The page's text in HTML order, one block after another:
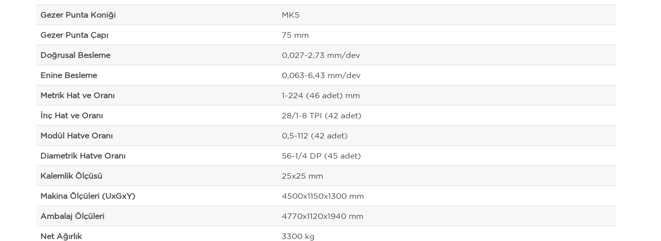
Gezer Punta Koniği MK5
Gezer Punta Çapı 75 mm
Doğrusal Besleme 0,027-2,73 mm/dev
Enine Besleme 0,063-6,43 mm/dev
Metrik Hat ve Oranı 1-224 (46 adet) mm
İnç Hat ve Oranı 28/1-8 TPI (42 adet)
Modül Hatve Oranı 0,5-112 (42 adet)
Diametrik Hatve Oranı 56-1/4 DP (45 adet)
Kalemlik Ölçüsü 25x25 mm
Makina Ölçüleri (UxGxY) 4500x1150x1300 mm
Ambalaj Ölçüleri 4770x1120x1940 mm
Net Ağırlık 3300 kg